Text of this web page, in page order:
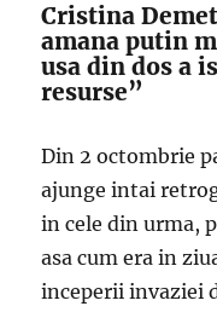
Cristina
amana putin
usa din dos a
resurse”
Din 2 octombrie
ajunge intai
in cele din urma,
asa cum era in
inceperii invaziei